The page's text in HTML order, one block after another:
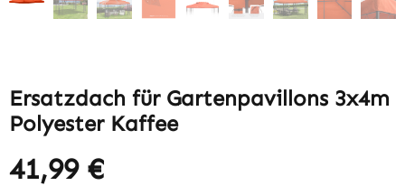
Ersatzdach für Gartenpavillons 3x4m
Polyester Kaffee
Regulärer Preis:
41,99 €